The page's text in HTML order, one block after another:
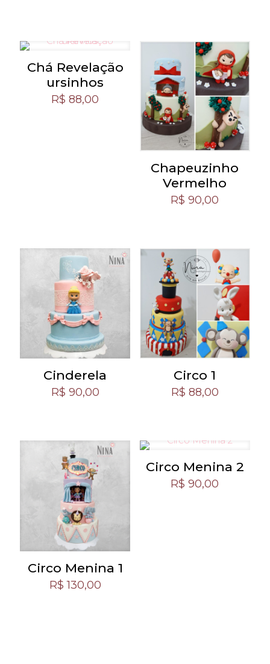
Chá Revelação
ursinhos
R$ 88,00
Chapeuzinho
Vermelho
R$ 90,00
Cinderela
R$ 90,00
Circo 1
R$ 88,00
Circo Menina 1
R$ 130,00
Circo Menina 2
R$ 90,00